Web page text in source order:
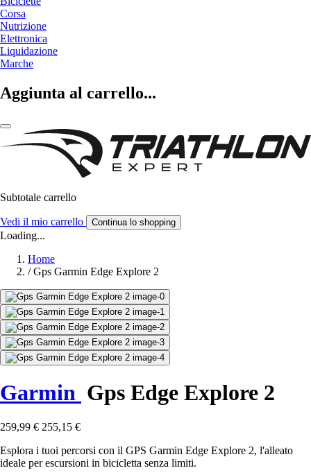
Corsa
Nutrizione
Elettronica
Liquidazione
Marche
Aggiunta al carrello...
Subtotale carrello
Vedi il mio carrello Continua lo shopping
Loading...
Home
/ Gps Garmin Edge Explore 2
Garmin Gps Edge Explore 2
259,99 € 255,15 €
Esplora i tuoi percorsi con il GPS Garmin Edge Explore 2, l'alleato
ideale per escursioni in bicicletta senza limiti.